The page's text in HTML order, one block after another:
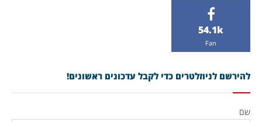
54.1k
Fan
להירשם לניוזלטרים כדי לקבל עדכונים ראשונים!
שם